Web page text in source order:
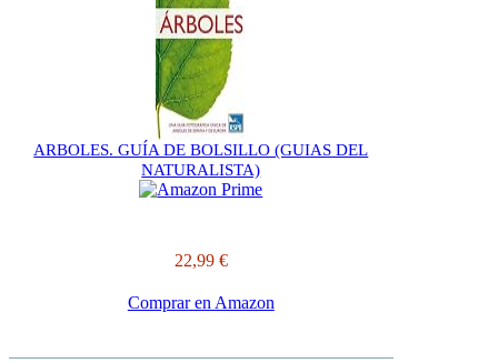
ARBOLES. GUÍA DE BOLSILLO (GUIAS DEL
NATURALISTA)
22,99 €
Comprar en Amazon